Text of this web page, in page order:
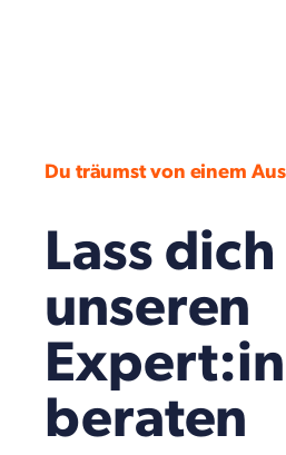
Du träumst von einem
Lass
unseren
beraten